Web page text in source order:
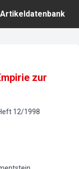
Artikeldatenbank
zur
12/1998